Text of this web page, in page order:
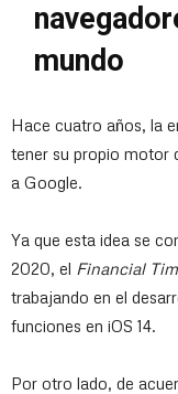
mundo
Hace cuatro años, la
tener su propio motor
a Google.
Ya que esta idea se
2020, el Financial
trabajando en el
funciones en iOS 14.
Por otro lado, de